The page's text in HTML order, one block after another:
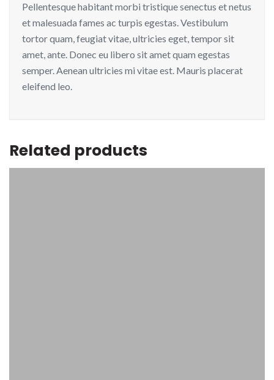
Pellentesque habitant morbi tristique senectus et netus
et malesuada fames ac turpis egestas. Vestibulum
tortor quam, feugiat vitae, ultricies eget, tempor sit
amet, ante. Donec eu libero sit amet quam egestas
semper. Aenean ultricies mi vitae est. Mauris placerat
eleifend leo.
Related products